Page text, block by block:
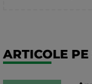
ARTICOLE